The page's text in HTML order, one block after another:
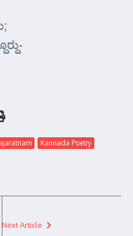
Kannada Poetry
Next Article